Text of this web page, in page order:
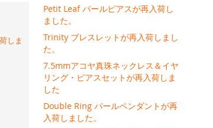
しま
Petit Leaf パールピアスが再入荷し
ました。
Trinity ブレスレットが再入荷しまし
た。
7.5mmアコヤ真珠ネックレス＆イヤ
リング・ピアスセットが再入荷しま
した
Double Ring パールペンダントが再
入荷しました。